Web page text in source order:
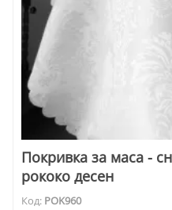
Покривка за маса -
рококо десен
Код: POK960